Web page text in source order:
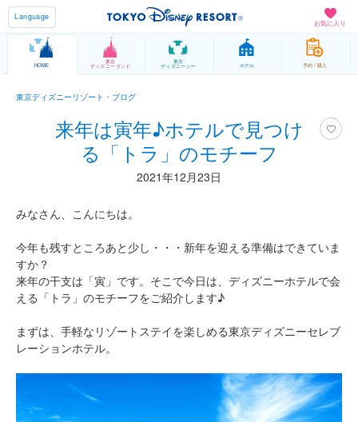
お気に入り
Language
HOME
東京
ディズニーランド
東京
ディズニーシー ホテル 予約 / 購入
東京ディズニーリゾート・ブログ
来年は寅年♪ホテルで見つけ
る「トラ」のモチーフ
2021年12月23日
みなさん、こんにちは。
今年も残すところあと少し・・・新年を迎える準備はできていま
すか？
来年の干支は「寅」です。そこで今日は、ディズニーホテルで会
える「トラ」のモチーフをご紹介します♪
まずは、手軽なリゾートステイを楽しめる東京ディズニーセレブ
レーションホテル。